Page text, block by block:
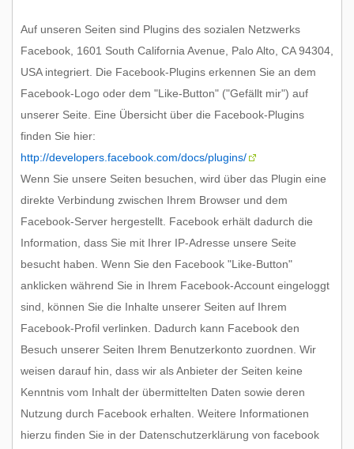
Auf unseren Seiten sind Plugins des sozialen Netzwerks
Facebook, 1601 South California Avenue, Palo Alto, CA 94304,
USA integriert. Die Facebook-Plugins erkennen Sie an dem
Facebook-Logo oder dem "Like-Button" ("Gefällt mir") auf
unserer Seite. Eine Übersicht über die Facebook-Plugins
finden Sie hier:
http://developers.facebook.com/docs/plugins/
Wenn Sie unsere Seiten besuchen, wird über das Plugin eine
direkte Verbindung zwischen Ihrem Browser und dem
Facebook-Server hergestellt. Facebook erhält dadurch die
Information, dass Sie mit Ihrer IP-Adresse unsere Seite
besucht haben. Wenn Sie den Facebook "Like-Button"
anklicken während Sie in Ihrem Facebook-Account eingeloggt
sind, können Sie die Inhalte unserer Seiten auf Ihrem
Facebook-Profil verlinken. Dadurch kann Facebook den
Besuch unserer Seiten Ihrem Benutzerkonto zuordnen. Wir
weisen darauf hin, dass wir als Anbieter der Seiten keine
Kenntnis vom Inhalt der übermittelten Daten sowie deren
Nutzung durch Facebook erhalten. Weitere Informationen
hierzu finden Sie in der Datenschutzerklärung von facebook